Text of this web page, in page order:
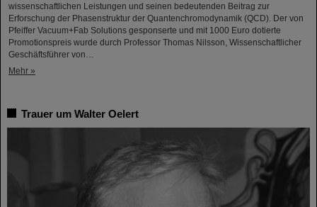
wissenschaftlichen Leistungen und seinen bedeutenden Beitrag zur
Erforschung der Phasenstruktur der Quantenchromodynamik (QCD). Der von
Pfeiffer Vacuum+Fab Solutions gesponserte und mit 1000 Euro dotierte
Promotionspreis wurde durch Professor Thomas Nilsson, Wissenschaftlicher
Geschäftsführer von…
Mehr »
Trauer um Walter Oelert